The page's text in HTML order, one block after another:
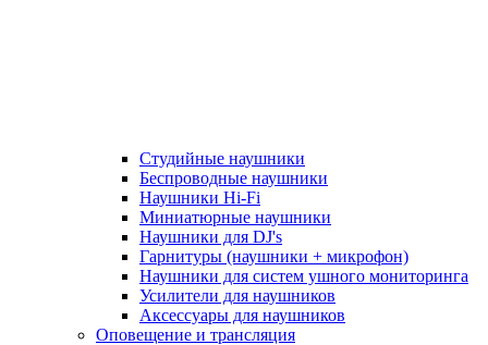
Студийные наушники
Беспроводные наушники
Наушники Hi-Fi
Миниатюрные наушники
Наушники для DJ's
Гарнитуры (наушники + микрофон)
Наушники для систем ушного мониторинга
Усилители для наушников
Аксессуары для наушников
Оповещение и трансляция